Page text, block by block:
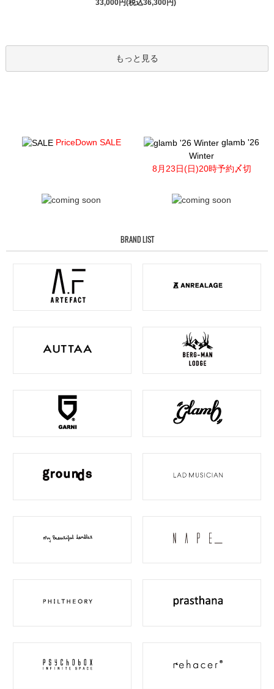
33,000円(税込36,300円)
もっと見る
PriceDown SALE
glamb '26
Winter
8月23日(日)20時予約〆切
BRAND LIST